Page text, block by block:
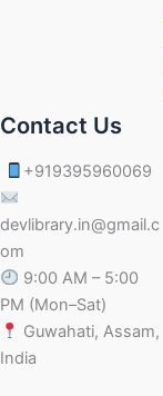
Contact Us
+919395960069
devlibrary.in@gmail.c
om
9:00 AM – 5:00
PM (Mon–Sat)
Guwahati, Assam,
India